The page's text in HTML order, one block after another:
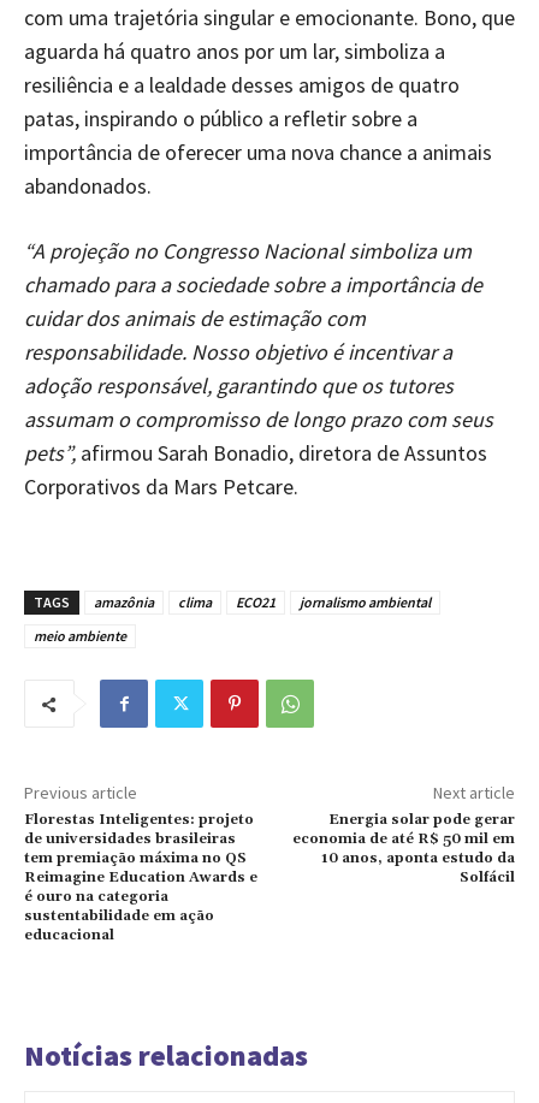
com uma trajetória singular e emocionante. Bono, que
aguarda há quatro anos por um lar, simboliza a
resiliência e a lealdade desses amigos de quatro
patas, inspirando o público a refletir sobre a
importância de oferecer uma nova chance a animais
abandonados.
“A projeção no Congresso Nacional simboliza um
chamado para a sociedade sobre a importância de
cuidar dos animais de estimação com
responsabilidade. Nosso objetivo é incentivar a
adoção responsável, garantindo que os tutores
assumam o compromisso de longo prazo com seus
pets”, afirmou Sarah Bonadio, diretora de Assuntos
Corporativos da Mars Petcare.
TAGS amazônia clima ECO21
jornalismo ambiental
meio ambiente
Previous article
Florestas Inteligentes: projeto
de universidades brasileiras
tem premiação máxima no QS
Reimagine Education Awards e
é ouro na categoria
sustentabilidade em ação
educacional
Next article
Energia solar pode gerar
economia de até R$ 50 mil em
10 anos, aponta estudo da
Solfácil
Notícias relacionadas